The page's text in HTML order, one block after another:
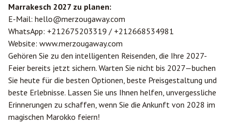
Marrakesch 2027 zu planen:
E-Mail: hello@merzougaway.com
WhatsApp: +212675203319 / +212668534981
Website: www.merzougaway.com
Gehören Sie zu den intelligenten Reisenden, die Ihre 2027-
Feier bereits jetzt sichern. Warten Sie nicht bis 2027—buchen
Sie heute für die besten Optionen, beste Preisgestaltung und
beste Erlebnisse. Lassen Sie uns Ihnen helfen, unvergessliche
Erinnerungen zu schaffen, wenn Sie die Ankunft von 2028 im
magischen Marokko feiern!